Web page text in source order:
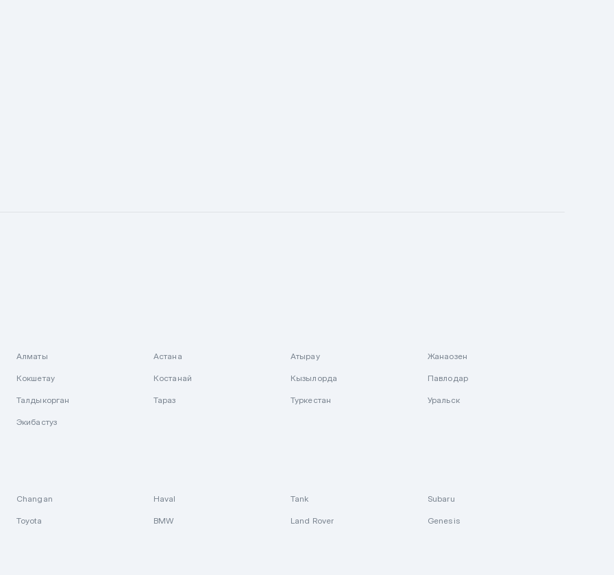
Алматы Астана Атырау Жанаозен
Кокшетау Костанай Кызылорда Павлодар
Талдыкорган Тараз Туркестан Уральск
Экибастуз
Changan Haval Tank Subaru
Toyota BMW Land Rover Genesis